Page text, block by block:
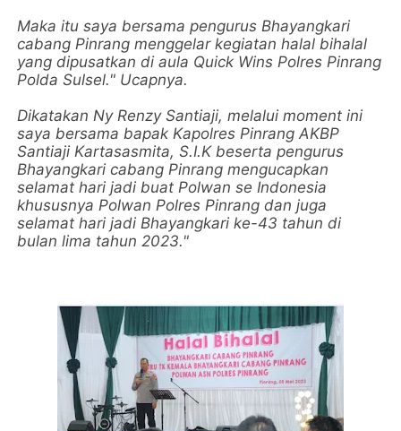
Maka itu saya bersama pengurus Bhayangkari
cabang Pinrang menggelar kegiatan halal bihalal
yang dipusatkan di aula Quick Wins Polres Pinrang
Polda Sulsel." Ucapnya.
Dikatakan Ny Renzy Santiaji, melalui moment ini
saya bersama bapak Kapolres Pinrang AKBP
Santiaji Kartasasmita, S.I.K beserta pengurus
Bhayangkari cabang Pinrang mengucapkan
selamat hari jadi buat Polwan se Indonesia
khususnya Polwan Polres Pinrang dan juga
selamat hari jadi Bhayangkari ke-43 tahun di
bulan lima tahun 2023."